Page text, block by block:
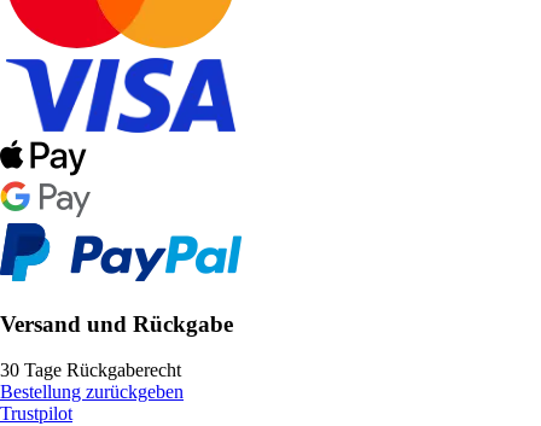
Versand und Rückgabe
30 Tage Rückgaberecht
Bestellung zurückgeben
Trustpilot